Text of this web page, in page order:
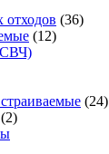
(36)
(12)
(24)
(2)